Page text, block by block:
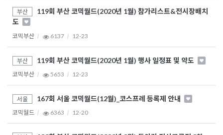
부산
119회 부산 코믹월드(2020년 1월) 참가리스트&전시장배치
도
코믹부산 6137 12-23
부산 119회 부산 코믹월드(2020년 1월) 행사 일정표 및 약도
코믹부산 5653 12-23
서울 167회 서울 코믹월드(12월)_코스프레 등록제 안내
코믹월드 6363 12-20